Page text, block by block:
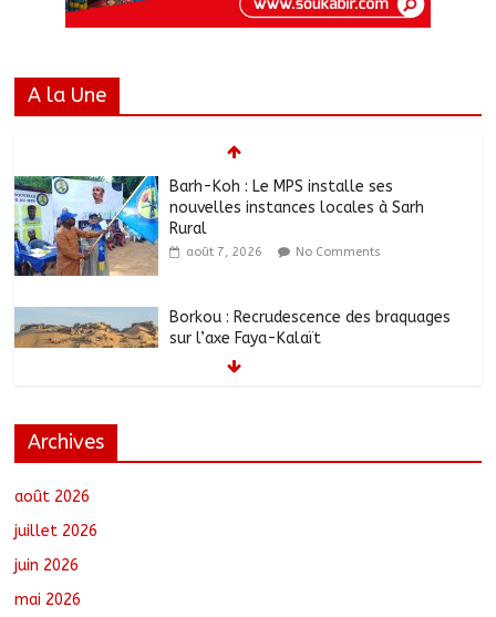
A la Une
Barh-Koh : Le MPS installe ses
nouvelles instances locales à Sarh
Rural
août 7, 2026 No Comments
Borkou : Recrudescence des braquages
sur l’axe Faya-Kalaït
août 7, 2026
des chantiers municipaux
Archives
août 2026
juillet 2026
juin 2026
mai 2026